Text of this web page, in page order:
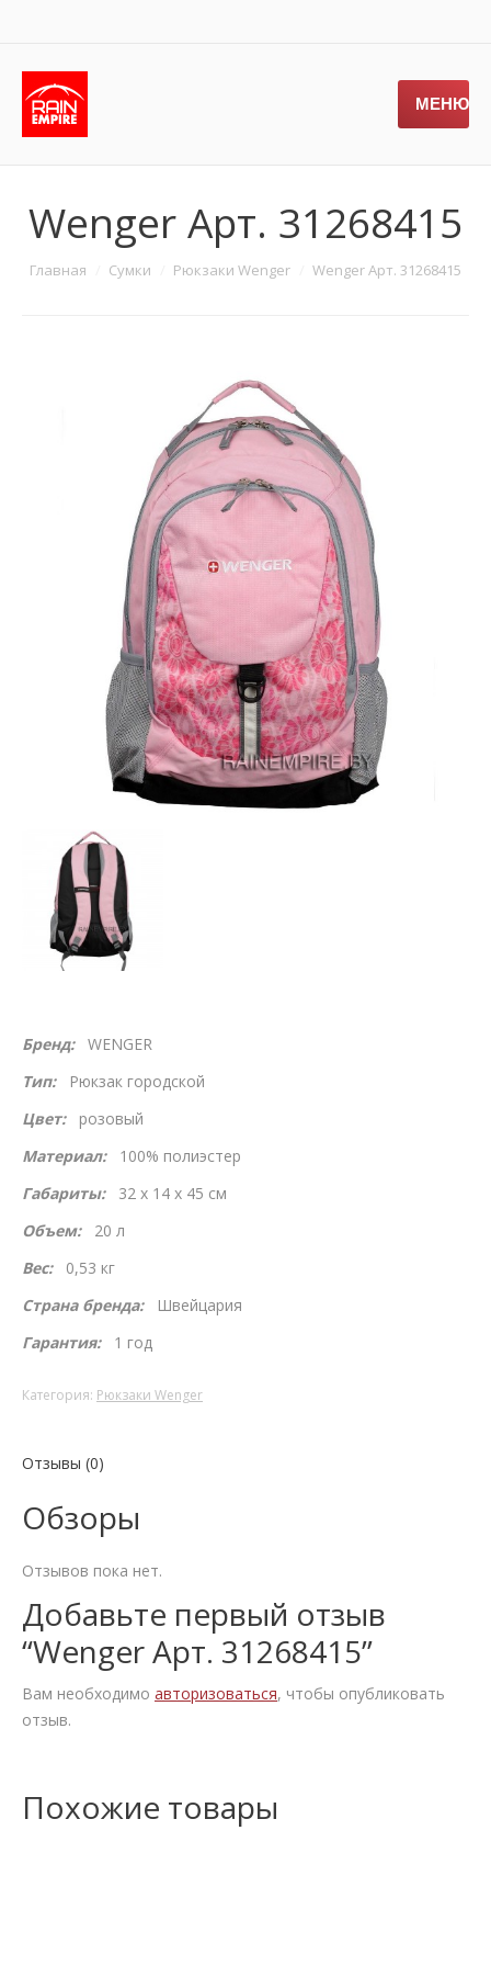
МЕНЮ
Wenger Арт. 31268415
Главная Сумки Рюкзаки Wenger Wenger Арт. 31268415
Бренд: WENGER
Тип:Рюкзак городской
Цвет:розовый
Материал:
100% полиэстер
Габариты: 32 x 14 x 45 см
Объем:
20 л
Вес:0,53 кг
Страна бренда:
Швейцария
Гарантия:
1 год
Категория: Рюкзаки Wenger
Отзывы (0)
Обзоры
Отзывов пока нет.
Добавьте первый отзыв
“Wenger Арт. 31268415”
Вам необходимо авторизоваться, чтобы опубликовать
отзыв.
Похожие товары